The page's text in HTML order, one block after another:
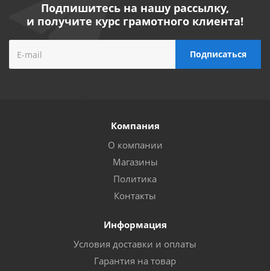
Подпишитесь на нашу рассылку,
и получите курс грамотного клиента!
Компания
О компании
Магазины
Политика
Контакты
Информация
Условия доставки и оплаты
Гарантия на товар